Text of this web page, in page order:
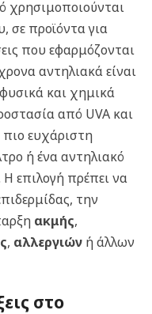
χρησιμοποιούνται
σε προϊόντα για
που εφαρμόζονται
αντηλιακά είναι
και χημικά
από UVA και
πιο ευχάριστη
ή ένα αντηλιακό
Η επιλογή πρέπει να
την
ακμής,
, αλλεργιών ή άλλων
στο